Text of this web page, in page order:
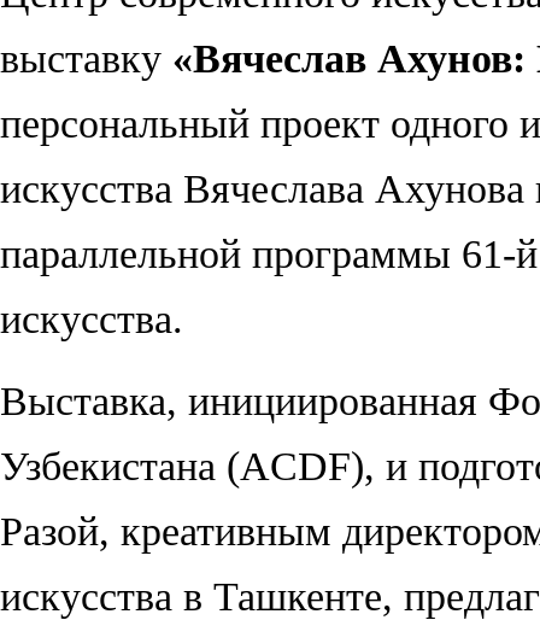
выставку «Вячеслав
персональный проект одного
искусства Вячеслава
параллельной программы 61-
искусства.
Выставка, инициированная
Узбекистана (ACDF), и
Разой, креативным
искусства в Ташкенте,